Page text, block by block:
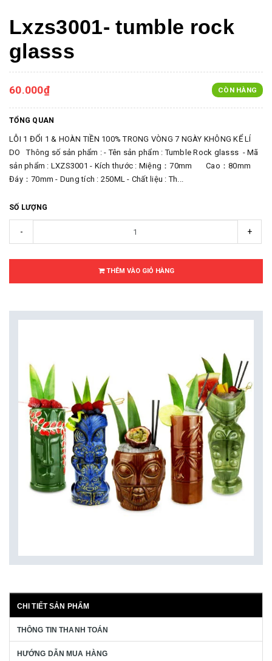
Lxzs3001- tumble rock
glasss
60.000₫ CÒN HÀNG
TỔNG QUAN
LỖI 1 ĐỔI 1 & HOÀN TIỀN 100% TRONG VÒNG 7 NGÀY KHÔNG KỂ LÍ
DO Thông số sản phẩm : - Tên sản phẩm : Tumble Rock glasss - Mã
sản phẩm : LXZS3001 - Kích thước : Miệng：70mm Cao：80mm
Đáy：70mm - Dung tích : 250ML - Chất liệu : Th...
SỐ LƯỢNG
- +
THÊM VÀO GIỎ HÀNG
CHI TIẾT SẢN PHẨM
THÔNG TIN THANH TOÁN
HƯỚNG DẪN MUA HÀNG